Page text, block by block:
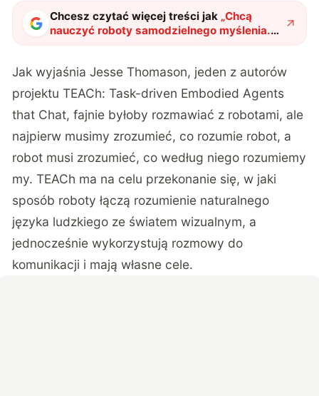
Chcesz czytać więcej treści jak „Chcą
nauczyć roboty samodzielnego myślenia.
To tylko jeden z licznych planów
Jak wyjaśnia Jesse Thomason, jeden z autorów
projektu TEACh: Task-driven Embodied Agents
that Chat, fajnie byłoby rozmawiać z robotami, ale
najpierw musimy zrozumieć, co rozumie robot, a
robot musi zrozumieć, co według niego rozumiemy
my. TEACh ma na celu przekonanie się, w jaki
sposób roboty łączą rozumienie naturalnego
języka ludzkiego ze światem wizualnym, a
jednocześnie wykorzystują rozmowy do
komunikacji i mają własne cele.